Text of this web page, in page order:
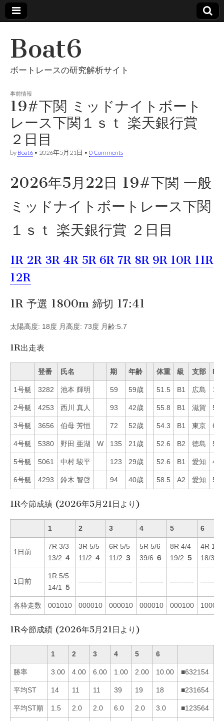
Boat6
ボートレースの研究解析サイト
事前情報
19#下関 ミッドナイトボート
レース下関１ｓｔ 楽天銀行賞
２日目
by Boat6 • 2026年5月21日 • 0 Comments
2026年5月22日 19#下関 一般
ミッドナイトボートレース下関
１ｓｔ 楽天銀行賞 ２日目
1R 2R 3R 4R 5R 6R 7R 8R 9R 10R 11R
12R
1R 予選 1800m 締切 17:41
太陽高度: 18度 月高度: 73度 月齢:5.7
1R出走表
登番 氏名 期 年齢 体重 級 支部 Mo
1号艇 3282 池本 輝明 59 59歳 51.5 B1 広島 12
2号艇 4253 西川 真人 93 42歳 55.8 B1 滋賀 56
3号艇 3656 伯母 芳恒 72 52歳 54.3 B1 東京 65
4号艇 5380 野田 亜湖 W 135 21歳 52.6 B2 徳島 50
5号艇 5061 中村 駿平 123 29歳 52.6 B1 愛知 46
6号艇 4293 鈴木 智啓 94 40歳 58.5 A2 愛知 52
1R今節成績 (2026年5月21日より)
1 2 3 4 5 6
1日前
7R 3/3
13/2 ４
3R 5/5
11/2 ４
6R 5/5
11/2 ３
5R 5/6
39/6 ６
8R 4/4
19/2 ５
4R 1/1
18/3
1日前
1R 5/5
14/1
５
———- ———- ———- ———- ———-
各枠走数 001010 000010 000010 000010 000100 100000
1R今節成績 (2026年5月21日より)
1 2 3 4 5 6
勝率 3.00 4.00 6.00 1.00 2.00 10.00 ■632154
平均ST 14 11 11 39 19 18 ■231654
平均ST順 1.5 2.0 2.0 6.0 2.0 3.0 ■123564